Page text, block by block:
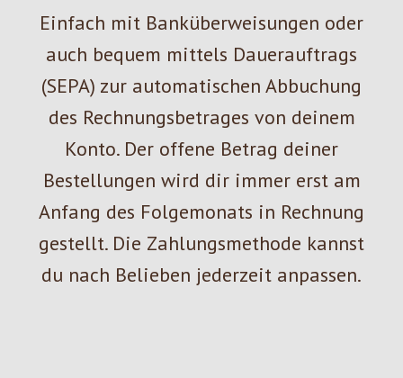
Einfach mit Banküberweisungen oder
auch bequem mittels Dauerauftrags
(SEPA) zur automatischen Abbuchung
des Rechnungsbetrages von deinem
Konto. Der offene Betrag deiner
Bestellungen wird dir immer erst am
Anfang des Folgemonats in Rechnung
gestellt. Die Zahlungsmethode kannst
du nach Belieben jederzeit anpassen.